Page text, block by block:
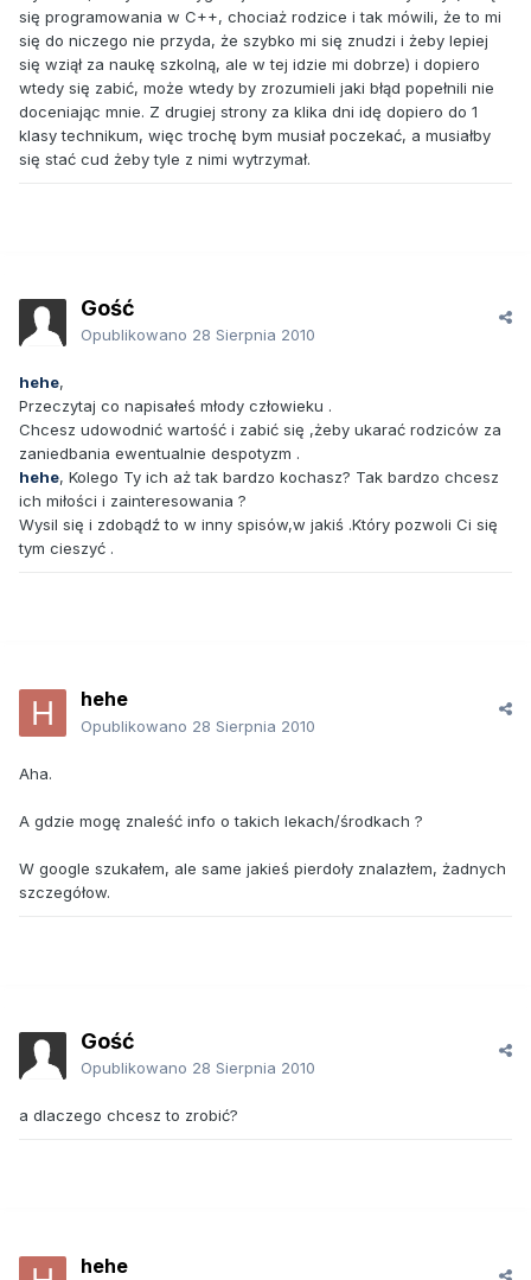
się programowania w C++, chociaż rodzice i tak mówili, że to mi
się do niczego nie przyda, że szybko mi się znudzi i żeby lepiej
się wziął za naukę szkolną, ale w tej idzie mi dobrze) i dopiero
wtedy się zabić, może wtedy by zrozumieli jaki błąd popełnili nie
doceniając mnie. Z drugiej strony za klika dni idę dopiero do 1
klasy technikum, więc trochę bym musiał poczekać, a musiałby
się stać cud żeby tyle z nimi wytrzymał.
Gość
Opublikowano 28 Sierpnia 2010
hehe,
Przeczytaj co napisałeś młody człowieku .
Chcesz udowodnić wartość i zabić się ,żeby ukarać rodziców za
zaniedbania ewentualnie despotyzm .
hehe, Kolego Ty ich aż tak bardzo kochasz? Tak bardzo chcesz
ich miłości i zainteresowania ?
Wysil się i zdobądź to w inny spisów,w jakiś .Który pozwoli Ci się
tym cieszyć .
hehe
Opublikowano 28 Sierpnia 2010
Aha.
A gdzie mogę znaleść info o takich lekach/środkach ?
W google szukałem, ale same jakieś pierdoły znalazłem, żadnych
szczegółow.
Gość
Opublikowano 28 Sierpnia 2010
a dlaczego chcesz to zrobić?
hehe